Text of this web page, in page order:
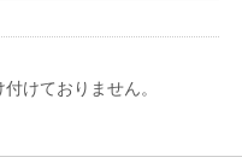
けておりません。